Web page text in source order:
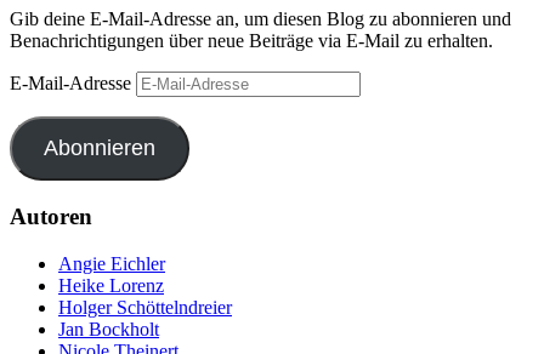
Gib deine E-Mail-Adresse an, um diesen Blog zu abonnieren und
Benachrichtigungen über neue Beiträge via E-Mail zu erhalten.
E-Mail-Adresse
Abonnieren
Autoren
Angie Eichler
Heike Lorenz
Holger Schöttelndreier
Jan Bockholt